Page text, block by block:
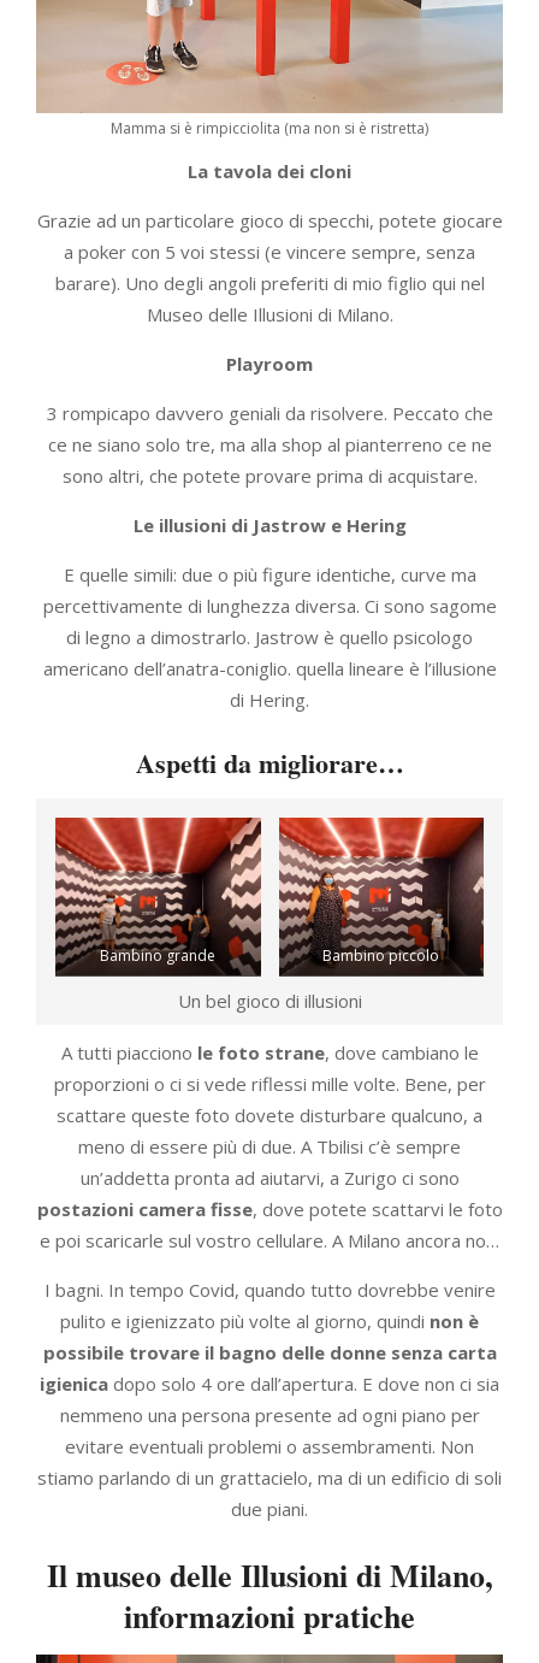
Mamma si è rimpicciolita (ma non si è ristretta)
La tavola dei cloni
Grazie ad un particolare gioco di specchi, potete giocare
a poker con 5 voi stessi (e vincere sempre, senza
barare). Uno degli angoli preferiti di mio figlio qui nel
Museo delle Illusioni di Milano.
Playroom
3 rompicapo davvero geniali da risolvere. Peccato che
ce ne siano solo tre, ma alla shop al pianterreno ce ne
sono altri, che potete provare prima di acquistare.
Le illusioni di Jastrow e Hering
E quelle simili: due o più figure identiche, curve ma
percettivamente di lunghezza diversa. Ci sono sagome
di legno a dimostrarlo. Jastrow è quello psicologo
americano dell’anatra-coniglio. quella lineare è l’illusione
di Hering.
Aspetti da migliorare…
Bambino grande Bambino piccolo
Un bel gioco di illusioni
A tutti piacciono le foto strane, dove cambiano le
proporzioni o ci si vede riflessi mille volte. Bene, per
scattare queste foto dovete disturbare qualcuno, a
meno di essere più di due. A Tbilisi c’è sempre
un’addetta pronta ad aiutarvi, a Zurigo ci sono
postazioni camera fisse, dove potete scattarvi le foto
e poi scaricarle sul vostro cellulare. A Milano ancora no…
I bagni. In tempo Covid, quando tutto dovrebbe venire
pulito e igienizzato più volte al giorno, quindi non è
possibile trovare il bagno delle donne senza carta
igienica dopo solo 4 ore dall’apertura. E dove non ci sia
nemmeno una persona presente ad ogni piano per
evitare eventuali problemi o assembramenti. Non
stiamo parlando di un grattacielo, ma di un edificio di soli
due piani.
Il museo delle Illusioni di Milano,
informazioni pratiche